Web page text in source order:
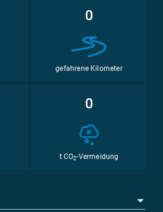
0
gefahrene Kilometer
0
t CO2-Vermeidung